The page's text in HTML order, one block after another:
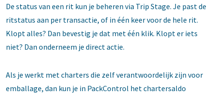
De status van een rit kun je beheren via Trip Stage. Je past de
ritstatus aan per transactie, of in één keer voor de hele rit.
Klopt alles? Dan bevestig je dat met één klik. Klopt er iets
niet? Dan onderneem je direct actie.
Als je werkt met charters die zelf verantwoordelijk zijn voor
emballage, dan kun je in PackControl het chartersaldo